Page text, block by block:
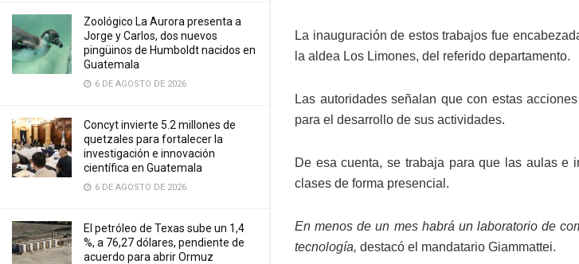
Zoológico La Aurora presenta a
Jorge y Carlos, dos nuevos
pingüinos de Humboldt nacidos en
Guatemala
6 DE AGOSTO DE 2026
Concyt invierte 5.2 millones de
quetzales para fortalecer la
investigación e innovación
científica en Guatemala
6 DE AGOSTO DE 2026
El petróleo de Texas sube un 1,4
%, a 76,27 dólares, pendiente de
acuerdo para abrir Ormuz
La inauguración de estos trabajos fue
la aldea Los Limones, del referido departamento.
Las autoridades señalan que con estas
para el desarrollo de sus actividades.
De esa cuenta, se trabaja para que las aulas e
clases de forma presencial.
En menos de un mes habrá un laboratorio de
tecnología, destacó el mandatario Giammattei.